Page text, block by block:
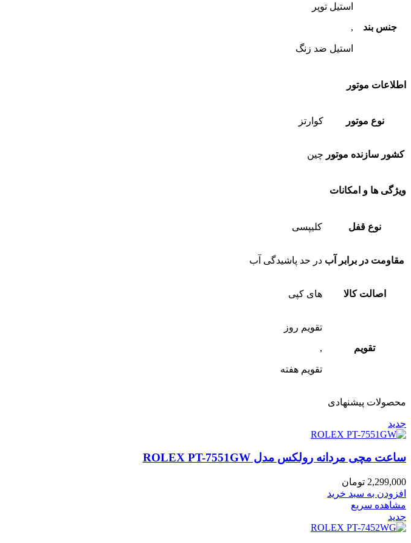
جنس بند
استیل توپر
,
استیل ضد زنگ
اطلاعات موتور
نوع موتور کوارتز
کشور سازنده موتور چین
ویژگی ها و امکانات
نوع قفل کلیپسی
مقاومت در برابر آب در حد پاشیدگی آب
اصالت کالا های کپی
تقویم
تقویم روز
,
تقویم هفته
محصولات پیشنهادی
جدید
ساعت مچی مردانه رولکس مدل ROLEX PT-7551GW
2,299,000 تومان
افزودن به سبد خرید
مشاهده سریع
جدید